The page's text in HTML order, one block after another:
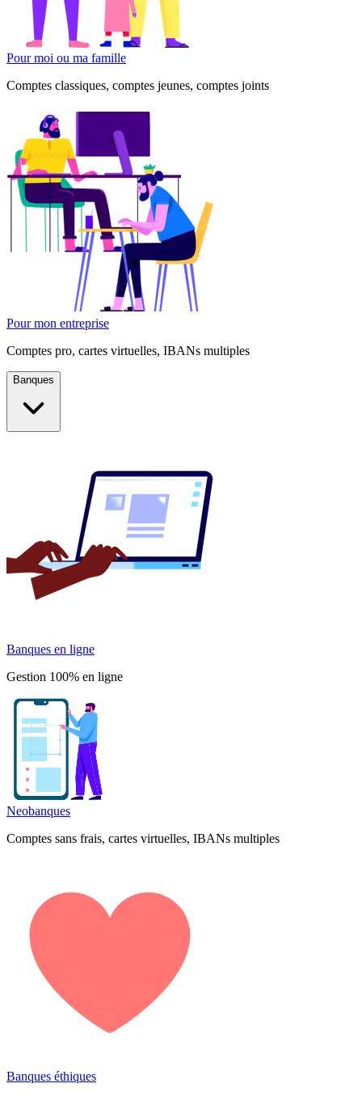
Pour moi ou ma famille
Comptes classiques, comptes jeunes, comptes joints
Pour mon entreprise
Comptes pro, cartes virtuelles, IBANs multiples
Banques
Banques en ligne
Gestion 100% en ligne
Neobanques
Comptes sans frais, cartes virtuelles, IBANs multiples
Banques éthiques